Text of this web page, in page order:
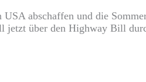
abschaffen und die
jetzt über den Highway Bill